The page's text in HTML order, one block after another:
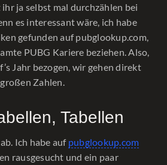
ja selbst mal durchzählen bei
es interessant wäre, ich habe
gefunden auf pubglookup.com,
PUBG Kariere beziehen. Also,
Jahr bezogen, wir gehen direkt
Zahlen.
Tabellen
Ich habe auf pubglookup.com
rausgesucht und ein paar